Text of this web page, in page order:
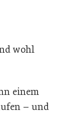
wohl
einem
– und